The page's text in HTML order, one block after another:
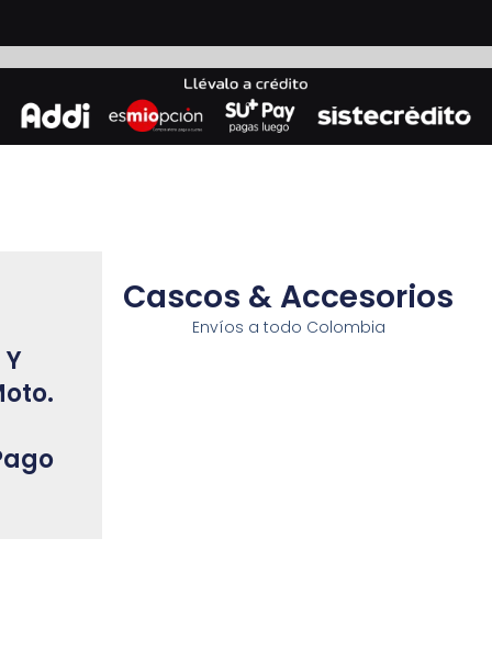
Cascos & Accesorios
Envíos a todo Colombia